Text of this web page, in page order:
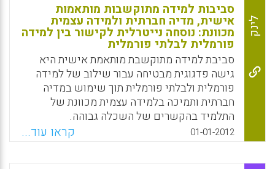
לינק
סביבות למידה מתוקשבות מותאמות
אישית, מדיה חברתית ולמידה עצמית
מכוונת: נוסחה נייטרלית לקישור בין למידה
פורמלית לבלתי פורמלית
סביבת למידה מתוקשבת מותאמת אישית היא
גישה פדגוגית מבטיחה עבור שילוב של למידה
פורמלית ולבלתי פורמלית תוך שימוש במדיה
חברתית ותמיכה בלמידה עצמית מכוונת של
התלמיד בהקשרים של השכלה גבוהה.
WhatsApp
Facebook
Email
X 01-01-2012 קראו עוד...